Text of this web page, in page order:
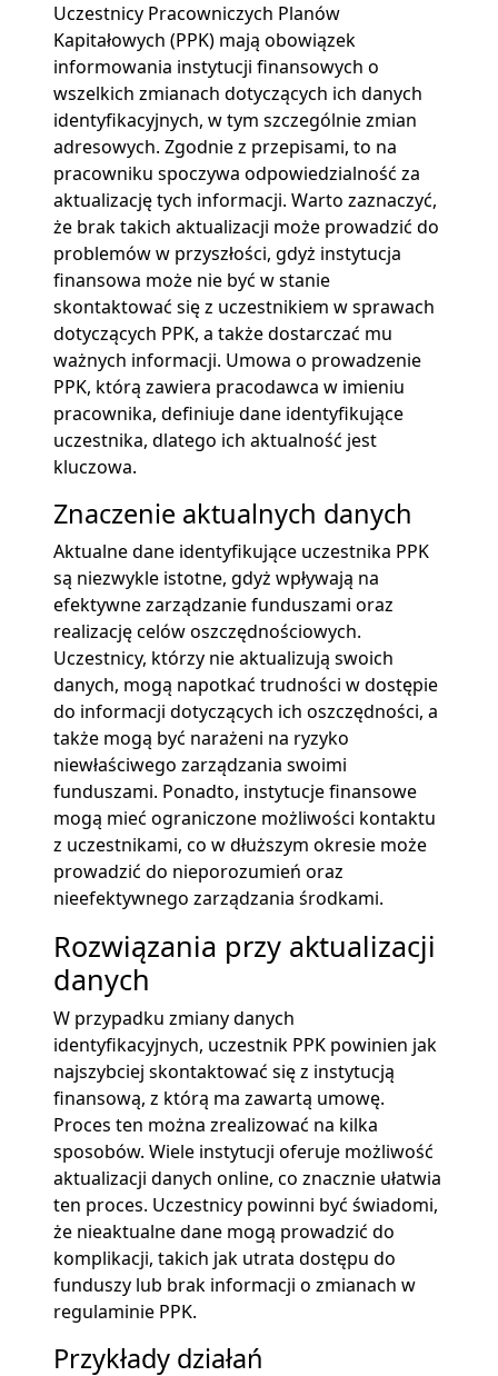
Uczestnicy Pracowniczych Planów
Kapitałowych (PPK) mają obowiązek
informowania instytucji finansowych o
wszelkich zmianach dotyczących ich danych
identyfikacyjnych, w tym szczególnie zmian
adresowych. Zgodnie z przepisami, to na
pracowniku spoczywa odpowiedzialność za
aktualizację tych informacji. Warto zaznaczyć,
że brak takich aktualizacji może prowadzić do
problemów w przyszłości, gdyż instytucja
finansowa może nie być w stanie
skontaktować się z uczestnikiem w sprawach
dotyczących PPK, a także dostarczać mu
ważnych informacji. Umowa o prowadzenie
PPK, którą zawiera pracodawca w imieniu
pracownika, definiuje dane identyfikujące
uczestnika, dlatego ich aktualność jest
kluczowa.
Znaczenie aktualnych danych
Aktualne dane identyfikujące uczestnika PPK
są niezwykle istotne, gdyż wpływają na
efektywne zarządzanie funduszami oraz
realizację celów oszczędnościowych.
Uczestnicy, którzy nie aktualizują swoich
danych, mogą napotkać trudności w dostępie
do informacji dotyczących ich oszczędności, a
także mogą być narażeni na ryzyko
niewłaściwego zarządzania swoimi
funduszami. Ponadto, instytucje finansowe
mogą mieć ograniczone możliwości kontaktu
z uczestnikami, co w dłuższym okresie może
prowadzić do nieporozumień oraz
nieefektywnego zarządzania środkami.
Rozwiązania przy aktualizacji
danych
W przypadku zmiany danych
identyfikacyjnych, uczestnik PPK powinien jak
najszybciej skontaktować się z instytucją
finansową, z którą ma zawartą umowę.
Proces ten można zrealizować na kilka
sposobów. Wiele instytucji oferuje możliwość
aktualizacji danych online, co znacznie ułatwia
ten proces. Uczestnicy powinni być świadomi,
że nieaktualne dane mogą prowadzić do
komplikacji, takich jak utrata dostępu do
funduszy lub brak informacji o zmianach w
regulaminie PPK.
Przykłady działań